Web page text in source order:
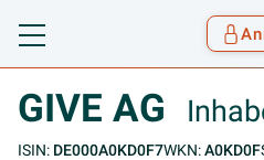
Toggle navigation
GIVE AG
ISIN: DE000A0KD0F7WKN:A0KD0F